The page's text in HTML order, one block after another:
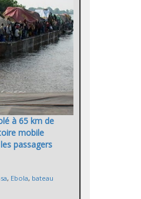
à 65 km de
mobile
passagers
, Ebola, bateau